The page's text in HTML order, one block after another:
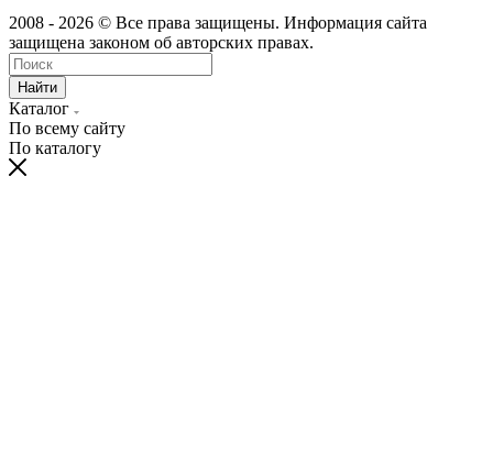
2008 - 2026 © Все права защищены. Информация сайта
защищена законом об авторских правах.
Найти
Каталог
По всему сайту
По каталогу